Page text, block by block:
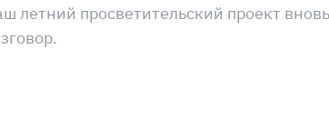
летний просветительский проект